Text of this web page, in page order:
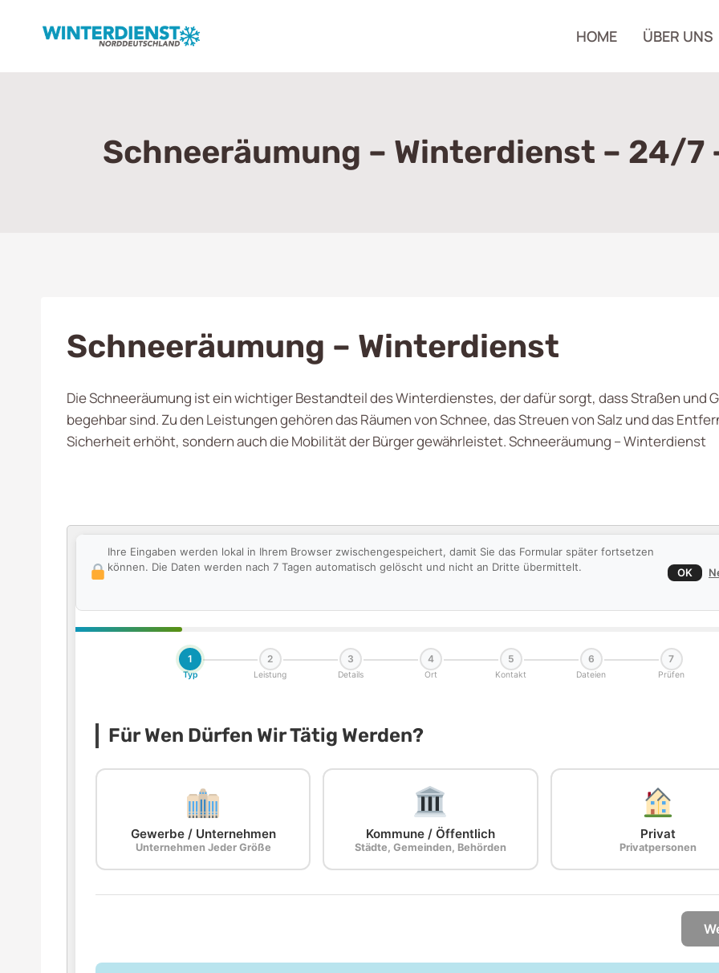
HOME ÜBER UNS
Schneeräumung – Winterdienst – 24/
Schneeräumung – Winterdienst
Die Schneeräumung ist ein wichtiger Bestandteil des Winterdienstes, der dafür sorgt, dass Straßen und
begehbar sind. Zu den Leistungen gehören das Räumen von Schnee, das Streuen von Salz und das
Sicherheit erhöht, sondern auch die Mobilität der Bürger gewährleistet. Schneeräumung – Winterdienst
Ihre Eingaben werden lokal in Ihrem Browser zwischengespeichert, damit Sie das Formular später fortsetzen
können. Die Daten werden nach 7 Tagen automatisch gelöscht und nicht an Dritte übermittelt.
OK
1
Typ
2
Leistung
3
Details
4
Ort
5
Kontakt
6
Dateien
7
Prüfen
Für Wen Dürfen Wir Tätig Werden?
Gewerbe / Unternehmen
Unternehmen Jeder Größe
Kommune / Öffentlich
Städte, Gemeinden, Behörden
Privat
Privatpersonen